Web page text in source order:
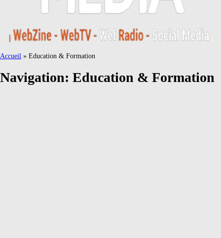
Accueil » Education & Formation
Navigation: Education & Formation